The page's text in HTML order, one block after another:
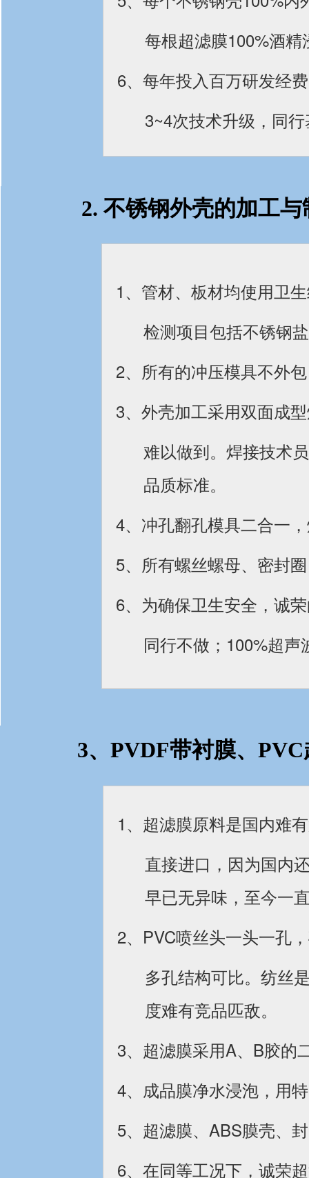
每根超滤膜100%酒
6、每年投入百万研发经
3~4次技术升级，同
2. 不锈钢外壳的加工
1、管材、板材均使用卫
检测项目包括不锈钢
2、所有的冲压模具不外
3、外壳加工采用双面成
难以做到。焊接技术
品质标准。
4、冲孔翻孔模具二合一
5、所有螺丝螺母、密封
6、为确保卫生安全，诚
同行不做；100%超
3、PVDF带衬膜、
1、超滤膜原料是国内难
直接进口，因为国内
早已无异味，至今一
2、PVC喷丝头一头一孔
多孔结构可比。 纺丝
度难有竞品匹敌。
3、超滤膜采用A、B胶的
4、成品膜净水浸泡，用
5、超滤膜、ABS膜壳、
6、在同等工况下，诚荣